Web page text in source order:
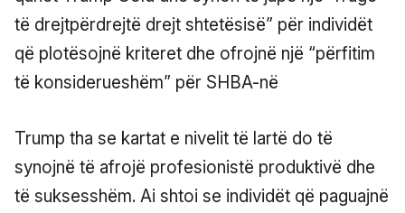
të drejtpërdrejtë drejt shtetësisë” për individët
që plotësojnë kriteret dhe ofrojnë një “përfitim
të konsiderueshëm” për SHBA-në
Trump tha se kartat e nivelit të lartë do të
synojnë të afrojë profesionistë produktivë dhe
të suksesshëm. Ai shtoi se individët që paguajnë